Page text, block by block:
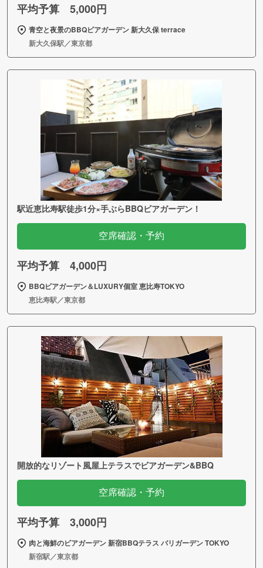
平均予算 5,000円
青空と夜景のBBQビアガーデン 新大久保 terrace
新大久保駅／東京都
駅近恵比寿駅徒歩1分×手ぶらBBQビアガーデン！
空席確認・予約
平均予算 4,000円
BBQビアガーデン＆LUXURY個室 恵比寿TOKYO
恵比寿駅／東京都
開放的なリゾート風屋上テラスでビアガーデン&BBQ
空席確認・予約
平均予算 3,000円
肉と海鮮のビアガーデン 新宿BBQテラス バリガーデン TOKYO
新宿駅／東京都